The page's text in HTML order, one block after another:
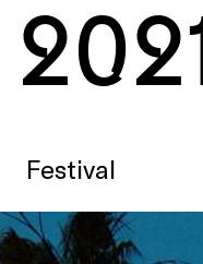
Festival